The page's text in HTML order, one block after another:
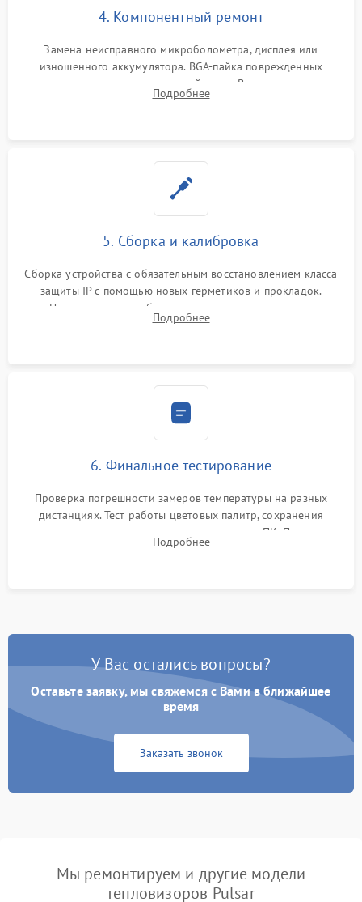
4. Компонентный ремонт
Замена неисправного микроболометра, дисплея или
изношенного аккумулятора. BGA-пайка поврежденных
контроллеров на материнской плате. Восстановление
разъемов и кнопок, замена поврежденных элементов
Подробнее
5. Сборка и калибровка
Сборка устройства с обязательным восстановлением класса
защиты IP с помощью новых герметиков и прокладок.
Программная калибровка матрицы по эталонному
абсолютно черному телу для точного измерения температур.
Подробнее
6. Финальное тестирование
Проверка погрешности замеров температуры на разных
дистанциях. Тест работы цветовых палитр, сохранения
термограмм в память и передачи данных на ПК. Проверка
автономности работы и итоговый контроль качества.
Подробнее
У Вас остались вопросы?
Оставьте заявку, мы свяжемся с Вами в ближайшее
время
Заказать звонок
Мы ремонтируем и другие модели
тепловизоров Pulsar